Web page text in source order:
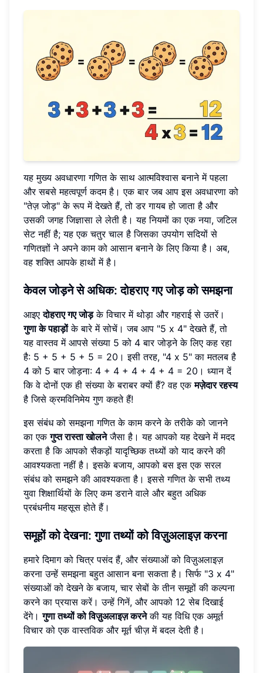
यह मुख्य अवधारणा गणित के साथ आत्मविश्वास बनाने में पहला
और सबसे महत्वपूर्ण कदम है। एक बार जब आप इस अवधारणा को
"तेज़ जोड़" के रूप में देखते हैं, तो डर गायब हो जाता है और
उसकी जगह जिज्ञासा ले लेती है। यह नियमों का एक नया, जटिल
सेट नहीं है; यह एक चतुर चाल है जिसका उपयोग सदियों से
गणितज्ञों ने अपने काम को आसान बनाने के लिए किया है। अब,
वह शक्ति आपके हाथों में है।
केवल जोड़ने से अधिक: दोहराए गए जोड़ को समझना
आइएदोहराए गए जोड़के विचार में थोड़ा और गहराई से उतरें।
गुणा के पहाड़ोंके बारे में सोचें। जब आप "5 x 4" देखते हैं, तो
यह वास्तव में आपसे संख्या 5 को 4 बार जोड़ने के लिए कह रहा
है: 5 + 5 + 5 + 5 = 20। इसी तरह, "4 x 5" का मतलब है
4 को 5 बार जोड़ना: 4 + 4 + 4 + 4 + 4 = 20। ध्यान दें
कि वे दोनों एक ही संख्या के बराबर क्यों हैं? वह एकमज़ेदार रहस्य
है जिसे क्रमविनिमेय गुण कहते हैं!
इस संबंध को समझना गणित के काम करने के तरीके को जानने
का एकगुप्त रास्ता खोलनेजैसा है। यह आपको यह देखने में मदद
करता है कि आपको सैकड़ों यादृच्छिक तथ्यों को याद करने की
आवश्यकता नहीं है। इसके बजाय, आपको बस इस एक सरल
संबंध को समझने की आवश्यकता है। इससे गणित के सभी तथ्य
युवा शिक्षार्थियों के लिए कम डराने वाले और बहुत अधिक
प्रबंधनीय महसूस होते हैं।
समूहों को देखना: गुणा तथ्यों को विज़ुअलाइज़ करना
हमारे दिमाग को चित्र पसंद हैं, और संख्याओं को विज़ुअलाइज़
करना उन्हें समझना बहुत आसान बना सकता है। सिर्फ "3 x 4"
संख्याओं को देखने के बजाय, चार सेबों के तीन समूहों की कल्पना
करने का प्रयास करें। उन्हें गिनें, और आपको 12 सेब दिखाई
देंगे।गुणा तथ्यों को विज़ुअलाइज़ करनेकी यह विधि एक अमूर्त
विचार को एक वास्तविक और मूर्त चीज़ में बदल देती है।